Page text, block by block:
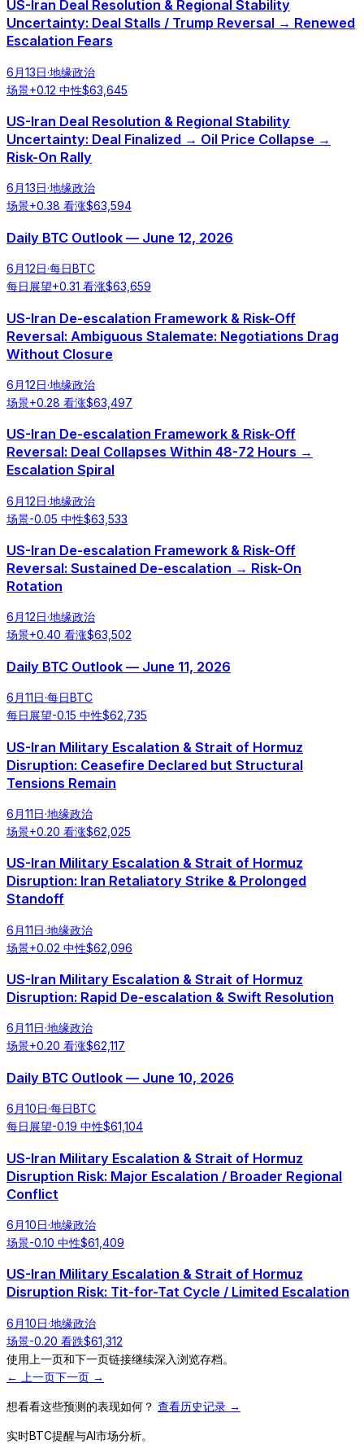
US-Iran Deal Resolution & Regional Stability
Uncertainty: Deal Stalls / Trump Reversal → Renewed
Escalation Fears
6月13日·地缘政治
场景+0.12 中性$63,645
US-Iran Deal Resolution & Regional Stability
Uncertainty: Deal Finalized → Oil Price Collapse →
Risk-On Rally
6月13日·地缘政治
场景+0.38 看涨$63,594
Daily BTC Outlook — June 12, 2026
6月12日·每日BTC
每日展望+0.31 看涨$63,659
US-Iran De-escalation Framework & Risk-Off
Reversal: Ambiguous Stalemate: Negotiations Drag
Without Closure
6月12日·地缘政治
场景+0.28 看涨$63,497
US-Iran De-escalation Framework & Risk-Off
Reversal: Deal Collapses Within 48-72 Hours →
Escalation Spiral
6月12日·地缘政治
场景-0.05 中性$63,533
US-Iran De-escalation Framework & Risk-Off
Reversal: Sustained De-escalation → Risk-On
Rotation
6月12日·地缘政治
场景+0.40 看涨$63,502
Daily BTC Outlook — June 11, 2026
6月11日·每日BTC
每日展望-0.15 中性$62,735
US-Iran Military Escalation & Strait of Hormuz
Disruption: Ceasefire Declared but Structural
Tensions Remain
6月11日·地缘政治
场景+0.20 看涨$62,025
US-Iran Military Escalation & Strait of Hormuz
Disruption: Iran Retaliatory Strike & Prolonged
Standoff
6月11日·地缘政治
场景+0.02 中性$62,096
US-Iran Military Escalation & Strait of Hormuz
Disruption: Rapid De-escalation & Swift Resolution
6月11日·地缘政治
场景+0.20 看涨$62,117
Daily BTC Outlook — June 10, 2026
6月10日·每日BTC
每日展望-0.19 中性$61,104
US-Iran Military Escalation & Strait of Hormuz
Disruption Risk: Major Escalation / Broader Regional
Conflict
6月10日·地缘政治
场景-0.10 中性$61,409
US-Iran Military Escalation & Strait of Hormuz
Disruption Risk: Tit-for-Tat Cycle / Limited Escalation
6月10日·地缘政治
场景-0.20 看跌$61,312
使用上一页和下一页链接继续深入浏览存档。
← 上一页下一页 →
想看看这些预测的表现如何？ 查看历史记录 →
实时BTC提醒与AI市场分析。